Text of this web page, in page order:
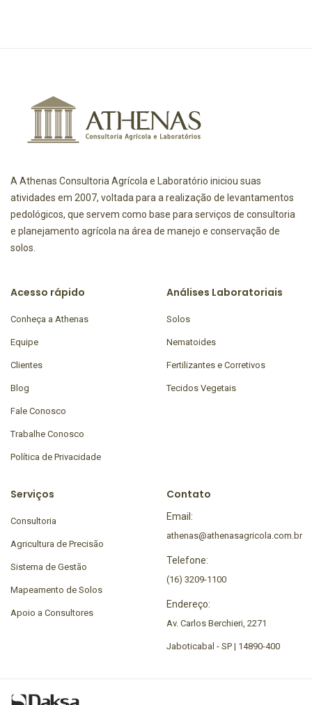
A Athenas Consultoria Agrícola e Laboratório iniciou suas
atividades em 2007, voltada para a realização de levantamentos
pedológicos, que servem como base para serviços de consultoria
e planejamento agrícola na área de manejo e conservação de
solos.
Acesso rápido
Conheça a Athenas
Equipe
Clientes
Blog
Fale Conosco
Trabalhe Conosco
Política de Privacidade
Análises Laboratoriais
Solos
Nematoides
Fertilizantes e Corretivos
Tecidos Vegetais
Serviços
Consultoria
Agricultura de Precisão
Sistema de Gestão
Mapeamento de Solos
Apoio a Consultores
Contato
Email:
athenas@athenasagricola.com.br
Telefone:
(16) 3209-1100
Endereço:
Av. Carlos Berchieri, 2271
Jaboticabal - SP | 14890-400